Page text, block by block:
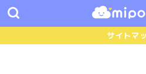
サイトマ